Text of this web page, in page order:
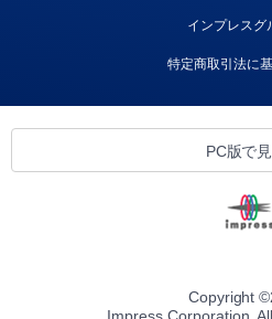
インプレスグ
特定商取引法に
PC版で
Copyright ©